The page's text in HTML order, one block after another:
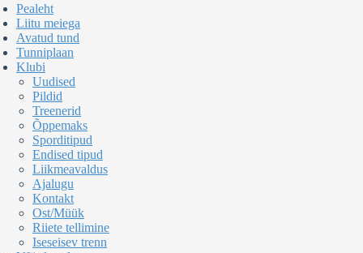
Pealeht
Liitu meiega
Avatud tund
Tunniplaan
Klubi
Uudised
Pildid
Treenerid
Õppemaks
Sporditipud
Endised tipud
Liikmeavaldus
Ajalugu
Kontakt
Ost/Müük
Riiete tellimine
Iseseisev trenn